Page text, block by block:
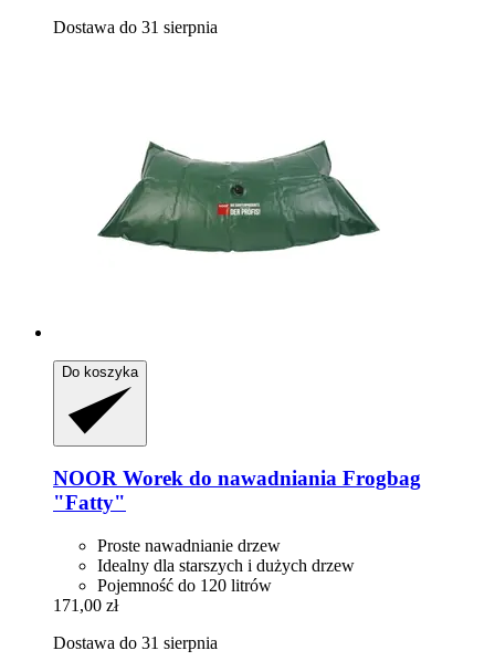
Dostawa do 31 sierpnia
Do koszyka
NOOR Worek do nawadniania Frogbag
"Fatty"
Proste nawadnianie drzew
Idealny dla starszych i dużych drzew
Pojemność do 120 litrów
171,00 zł
Dostawa do 31 sierpnia